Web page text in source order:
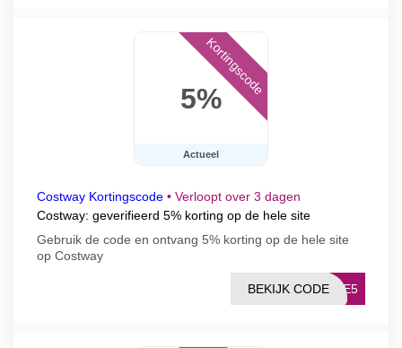
5%
Actueel
Kortingscode
Costway Kortingscode • Verloopt over 3 dagen
Costway: geverifieerd 5% korting op de hele site
Gebruik de code en ontvang 5% korting op de hele site
op Costway
ATE5
BEKIJK CODE